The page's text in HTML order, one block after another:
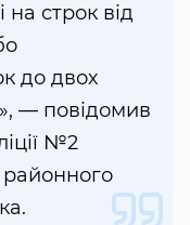
строк від
до двох
— повідомив
№2
районного